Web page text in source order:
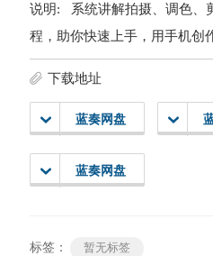
说明: 系统讲解拍摄、调色、
程，助你快速上手，用手机创
下载地址
蓝奏网盘
蓝奏网盘
标签： 暂无标签